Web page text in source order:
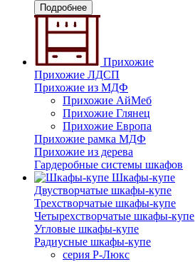
Подробнее
Прихожие
Прихожие ЛДСП
Прихожие из МДФ
Прихожие АйМеб
Прихожие Глянец
Прихожие Европа
Прихожие рамка МДФ
Прихожие из дерева
Гардеробные системы шкафов
Шкафы-купе
Двустворчатые шкафы-купе
Трехстворчатые шкафы-купе
Четырехстворчатые шкафы-купе
Угловые шкафы-купе
Радиусные шкафы-купе
серия Р-Люкс